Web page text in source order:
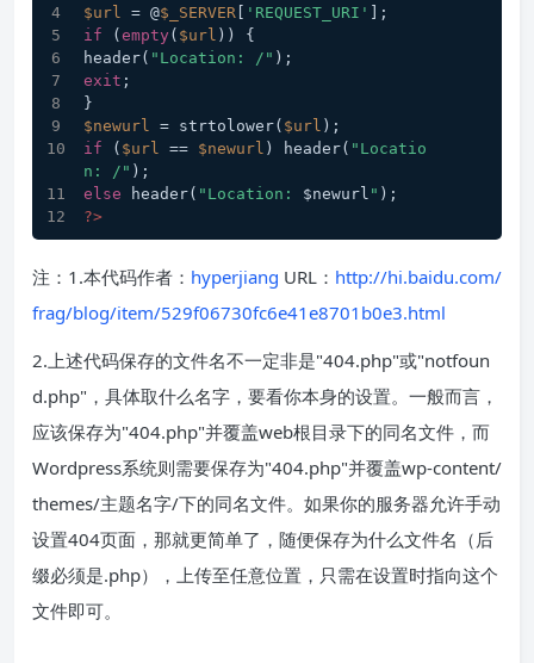
$url = @$_SERVER 'REQUEST_URI'
];
if ( empty ( $url )) {
header( "Location: /" );
exit ;
}
$newurl = strtolower( $url );
if ( $url == $newurl ) header( "Locatio
n: /" );
else header( "Location: $newurl " );
?>
注：1.本代码作者： hyperjiang URL： http://hi.baidu.com/
frag/blog/item/529f06730fc6e41e8701b0e3.html
2.上述代码保存的文件名不一定非是"404.php"或"notfoun
d.php"，具体取什么名字，要看你本身的设置。一般而言，
应该保存为"404.php"并覆盖web根目录下的同名文件，而
Wordpress系统则需要保存为"404.php"并覆盖wp-content/
themes/主题名字/下的同名文件。如果你的服务器允许手动
设置404页面，那就更简单了，随便保存为什么文件名（后
缀必须是.php），上传至任意位置，只需在设置时指向这个
文件即可。